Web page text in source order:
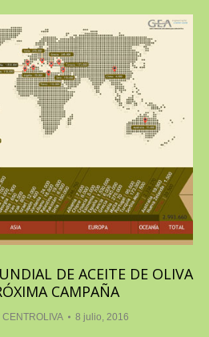
DE ACEITE DE OLIVA
CAMPAÑA
CENTROLIVA 8 julio, 2016